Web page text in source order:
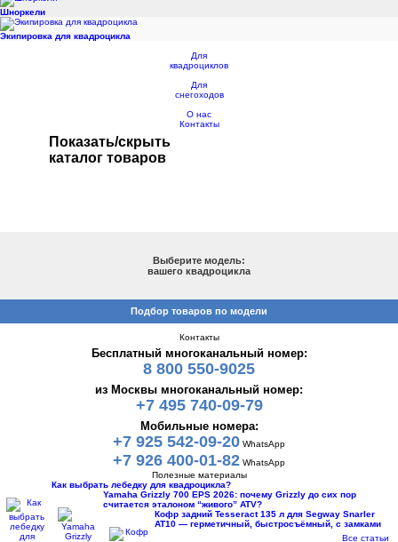
Шноркели
Экипировка для квадроцикла
Для
квадроциклов
Для
снегоходов
О нас
Контакты
Показать/скрыть
каталог товаров
Выберите модель:
вашего квадроцикла
Подбор товаров по модели
Контакты
Бесплатный многоканальный номер:
8 800 550-9025
из Москвы многоканальный номер:
+7 495 740-09-79
Мобильные номера:
+7 925 542-09-20 WhatsApp
+7 926 400-01-82 WhatsApp
Полезные материалы
Как выбрать лебедку для квадроцикла?
Yamaha Grizzly 700 EPS 2026: почему Grizzly до сих пор
считается эталоном “живого” ATV?
Кофр задний Tesseract 135 л для Segway Snarler
AT10 — герметичный, быстросъёмный, с замками
Все статьи